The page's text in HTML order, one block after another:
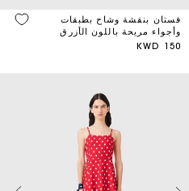
فستان بنقشة وشاح بطبقات
وأجواء مريحة باللون الأزرق
الفاتح
150 KWD